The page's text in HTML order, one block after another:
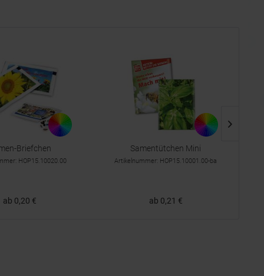
Briefchen
HOP15.10020.00
ab 0,20 €
Samentütchen Mini
Artikelnummer: HOP15.10001.00-ba
ab 0,21 €